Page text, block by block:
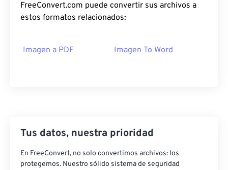
FreeConvert.com puede convertir sus archivos a
estos formatos relacionados:
Imagen a PDF Imagen To Word
Tus datos, nuestra prioridad
En FreeConvert, no solo convertimos archivos: los
protegemos. Nuestro sólido sistema de seguridad